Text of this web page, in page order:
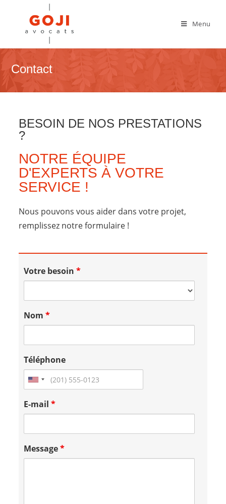
Menu
Contact
BESOIN DE NOS PRESTATIONS
?
NOTRE ÉQUIPE
D'EXPERTS À VOTRE
SERVICE !
Nous pouvons vous aider dans votre projet,
remplissez notre formulaire !
Votre besoin*
Nom*
Téléphone
E-mail*
Message*